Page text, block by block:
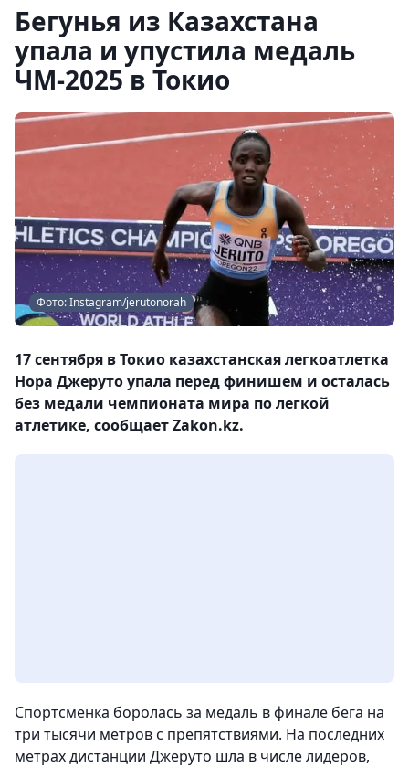
Бегунья из Казахстана
упала и упустила медаль
ЧМ-2025 в Токио
Фото: Instagram/jerutonorah
17 сентября в Токио казахстанская легкоатлетка
Нора Джеруто упала перед финишем и осталась
без медали чемпионата мира по легкой
атлетике, сообщает Zakon.kz.
Спортсменка боролась за медаль в финале бега на
три тысячи метров с препятствиями. На последних
метрах дистанции Джеруто шла в числе лидеров,